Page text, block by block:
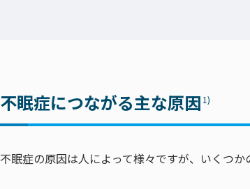
不眠症につながる主な原因 1)
不眠症の原因は人によって様々ですが、いくつか